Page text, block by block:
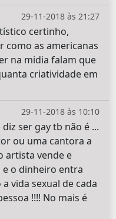
29-11-2018 às 21:27
certinho,
como as americanas
na midia falam que
criatividade em
29-11-2018 às 10:10
ser gay tb não é ...
ou uma cantora a
artista vende e
o dinheiro entra
vida sexual de cada
!!!! No mais é